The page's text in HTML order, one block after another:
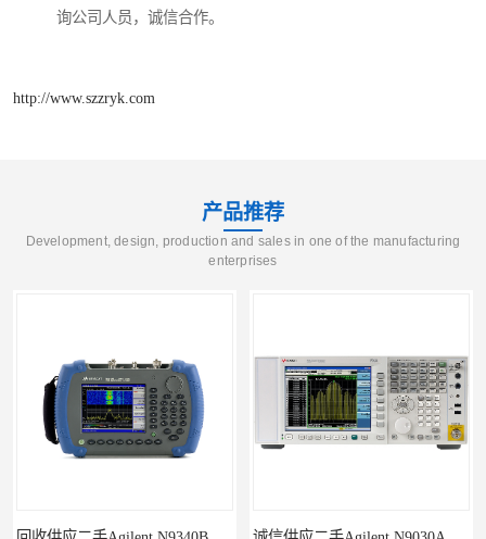
询公司人员，诚信合作。
http://www.szzryk.com
产品推荐
Development, design, production and sales in one of the manufacturing
enterprises